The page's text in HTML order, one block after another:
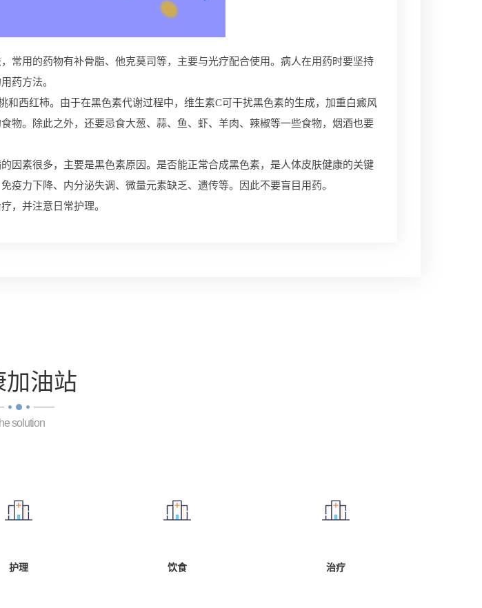
用的药物有补骨脂、他克莫司等，主要与光疗配合使用。病人在用药时要坚持
药方法。
西红柿。由于在黑色素代谢过程中，维生素C可干扰黑色素的生成，加重白癜风
物。除此之外，还要忌食大葱、蒜、鱼、虾、羊肉、辣椒等一些食物，烟酒也要
素很多，主要是黑色素原因。是否能正常合成黑色素，是人体皮肤健康的关键
疫力下降、内分泌失调、微量元素缺乏、遗传等。因此不要盲目用药。
，并注意日常护理。
加油站
solution
护理 饮食 治疗